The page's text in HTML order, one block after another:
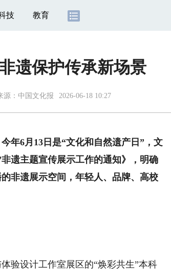
技 教育
遗保护传承新场景
源： 中国文化报 2026-06-18 10:27
年6月13日是“文化和自然遗产日”，文
遗主题宣传展示工作的通知》，明确
非遗展示空间，年轻人、品牌、高校
设计工作室展区的“焕彩共生”本科